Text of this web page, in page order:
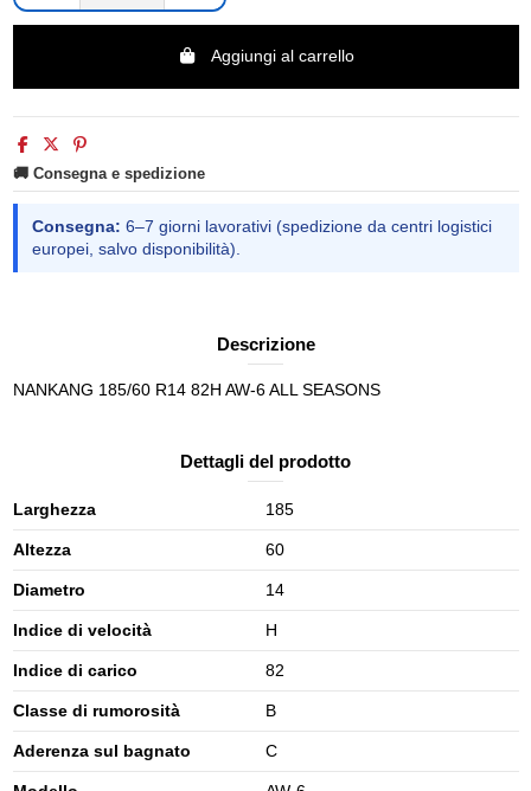
Aggiungi al carrello
🚚 Consegna e spedizione
Consegna: 6–7 giorni lavorativi (spedizione da centri logistici
europei, salvo disponibilità).
Descrizione
NANKANG 185/60 R14 82H AW-6 ALL SEASONS
Dettagli del prodotto
Larghezza 185
Altezza 60
Diametro 14
Indice di velocità H
Indice di carico 82
Classe di rumorosità B
Aderenza sul bagnato C